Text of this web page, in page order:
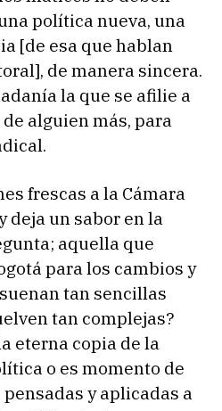
política nueva, una
[de esa que hablan
de manera sincera.
la que se afilie a
alguien más, para
frescas a la Cámara
deja un sabor en la
aquella que
para los cambios y
tan sencillas
tan complejas?
eterna copia de la
o es momento de
y aplicadas a